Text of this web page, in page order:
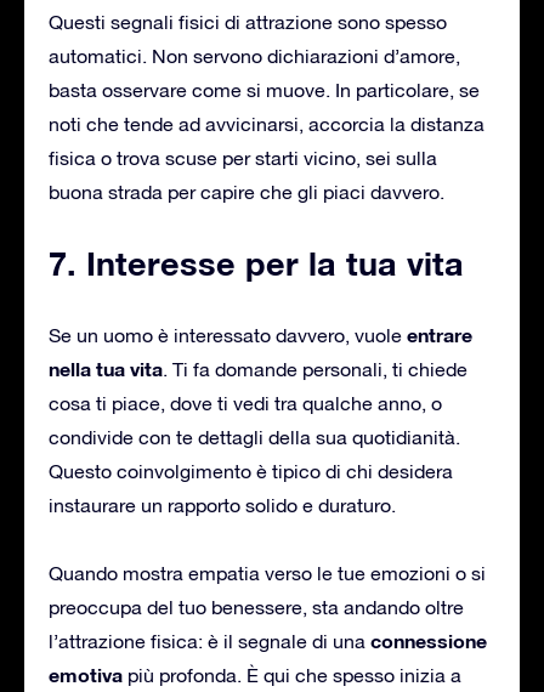
Questi segnali fisici di attrazione sono spesso
automatici. Non servono dichiarazioni d’amore,
basta osservare come si muove. In particolare, se
noti che tende ad avvicinarsi, accorcia la distanza
fisica o trova scuse per starti vicino, sei sulla
buona strada per capire che gli piaci davvero.
7. Interesse per la tua vita
Se un uomo è interessato davvero, vuole entrare
nella tua vita. Ti fa domande personali, ti chiede
cosa ti piace, dove ti vedi tra qualche anno, o
condivide con te dettagli della sua quotidianità.
Questo coinvolgimento è tipico di chi desidera
instaurare un rapporto solido e duraturo.
Quando mostra empatia verso le tue emozioni o si
preoccupa del tuo benessere, sta andando oltre
l’attrazione fisica: è il segnale di una connessione
emotiva più profonda. È qui che spesso inizia a